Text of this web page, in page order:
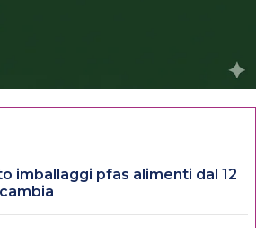
imballaggi pfas alimenti dal 12